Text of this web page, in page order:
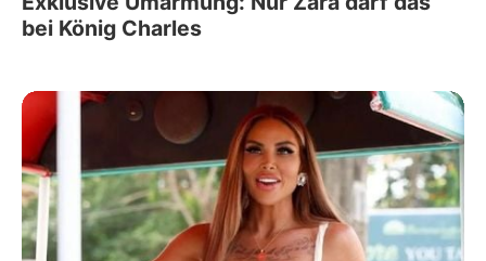
bei König Charles